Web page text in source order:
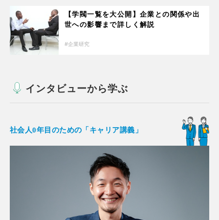
【学閥一覧を大公開】企業との関係や出
世への影響まで詳しく解説
企業研究
インタビューから学ぶ
社会人0年目のための「キャリア講義」